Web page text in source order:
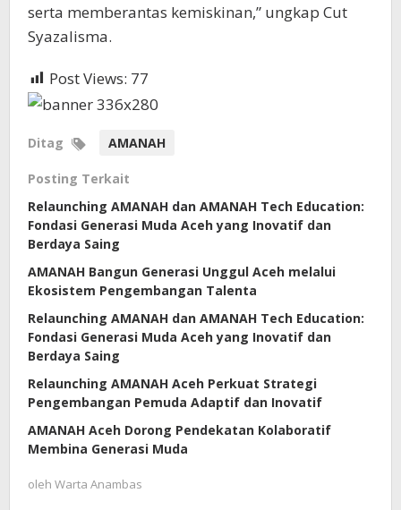
serta memberantas kemiskinan,” ungkap Cut
Syazalisma.
Post Views: 77
Ditag AMANAH
Posting Terkait
Relaunching AMANAH dan AMANAH Tech Education:
Fondasi Generasi Muda Aceh yang Inovatif dan
Berdaya Saing
AMANAH Bangun Generasi Unggul Aceh melalui
Ekosistem Pengembangan Talenta
Relaunching AMANAH dan AMANAH Tech Education:
Fondasi Generasi Muda Aceh yang Inovatif dan
Berdaya Saing
Relaunching AMANAH Aceh Perkuat Strategi
Pengembangan Pemuda Adaptif dan Inovatif
AMANAH Aceh Dorong Pendekatan Kolaboratif
Membina Generasi Muda
oleh Warta Anambas